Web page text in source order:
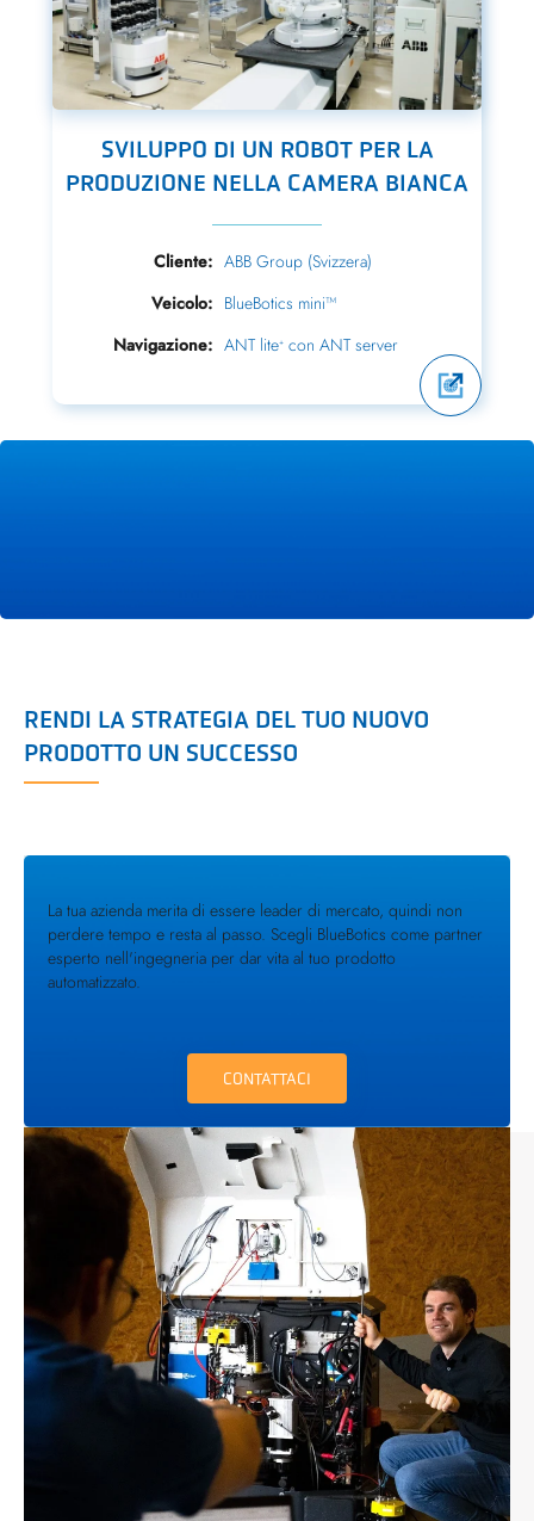
SVILUPPO DI UN ROBOT PER LA
PRODUZIONE NELLA CAMERA BIANCA
Cliente: ABB Group (Svizzera)
Veicolo: BlueBotics mini™
Navigazione: ANT lite+ con ANT server
RENDI LA STRATEGIA DEL TUO NUOVO
PRODOTTO UN SUCCESSO
La tua azienda merita di essere leader di mercato, quindi non
perdere tempo e resta al passo. Scegli BlueBotics come partner
esperto nell'ingegneria per dar vita al tuo prodotto
automatizzato.
CONTATTACI